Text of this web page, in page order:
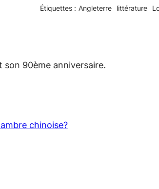
Étiquettes : Angleterre littérature
son 90ème anniversaire.
chinoise?